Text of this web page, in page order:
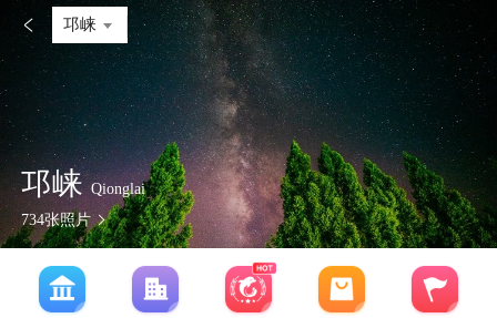
 邛崃
邛崃Qionglai
734张照片